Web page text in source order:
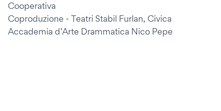
Cooperativa
Coproduzione - Teatri Stabil Furlan, Civica
Accademia d’Arte Drammatica Nico Pepe